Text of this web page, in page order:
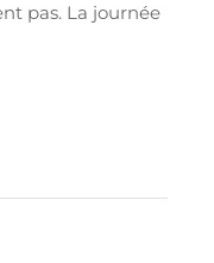
pas. La journée